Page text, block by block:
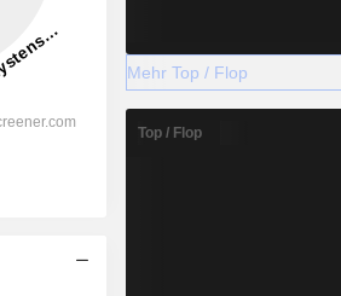
Mehr Top / Flop
Top / Flop